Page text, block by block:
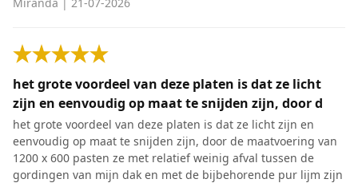
het grote voordeel van deze platen is dat ze licht
zijn en eenvoudig op maat te snijden zijn, door d
het grote voordeel van deze platen is dat ze licht zijn en
eenvoudig op maat te snijden zijn, door de maatvoering van
1200 x 600 pasten ze met relatief weinig afval tussen de
gordingen van mijn dak en met de bijbehorende pur lijm zijn